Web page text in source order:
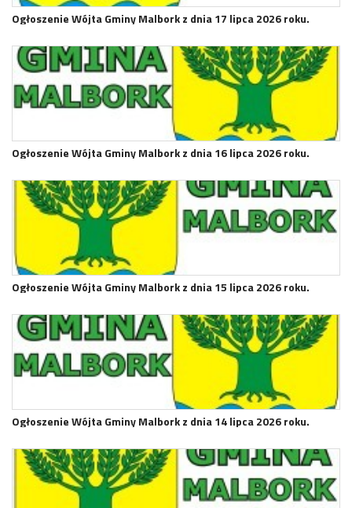
Ogłoszenie Wójta Gminy Malbork z dnia 17 lipca 2026 roku.
Ogłoszenie Wójta Gminy Malbork z dnia 16 lipca 2026 roku.
Ogłoszenie Wójta Gminy Malbork z dnia 15 lipca 2026 roku.
Ogłoszenie Wójta Gminy Malbork z dnia 14 lipca 2026 roku.